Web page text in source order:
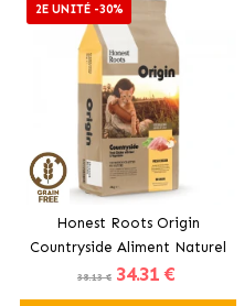
2E UNITÉ -30%
Honest Roots Origin
Countryside Aliment Naturel
pour Chats Stérilisés au
Poulet et au Bœuf
38.13 € 34.31 €